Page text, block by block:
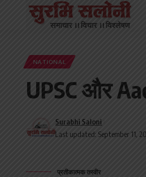
NATIONAL
UPSC और
Last updated: September 11,
Surabhi Saloni
प्रतीकात्मक तस्वीर